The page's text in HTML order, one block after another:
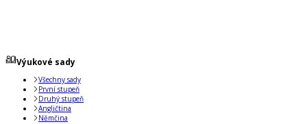
Výukové sady
Všechny sady
První stupeň
Druhý stupeň
Angličtina
Němčina